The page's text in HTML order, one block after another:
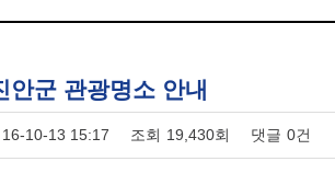
안군 관광명소 안내
16-10-13 15:17 조회 19,430회 댓글 0건